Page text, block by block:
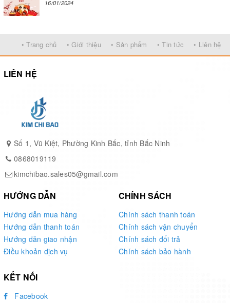
16/01/2024
• Trang chủ • Giới thiệu • Sản phẩm • Tin tức • Liên hệ
LIÊN HỆ
Số 1, Vũ Kiệt, Phường Kinh Bắc, tỉnh Bắc Ninh
0868019119
kimchibao.sales05@gmail.com
HƯỚNG DẪN
Hướng dẫn mua hàng
Hướng dẫn thanh toán
Hướng dẫn giao nhận
Điều khoản dịch vụ
CHÍNH SÁCH
Chính sách thanh toán
Chính sách vận chuyển
Chính sách đổi trả
Chính sách bảo hành
KẾT NỐI
Facebook